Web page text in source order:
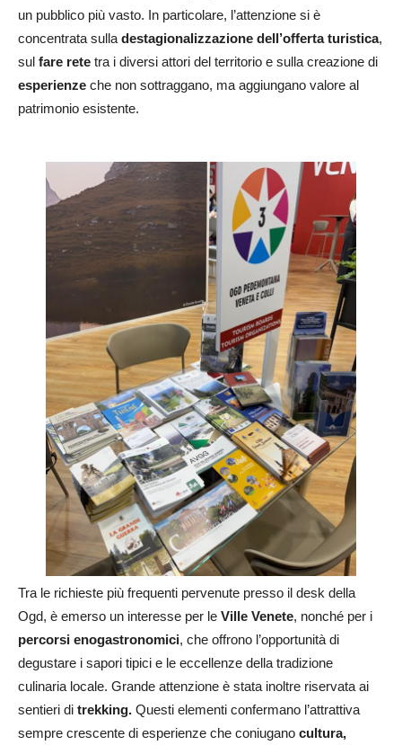
un pubblico più vasto. In particolare, l’attenzione si è
concentrata sulla destagionalizzazione dell’offerta turistica,
sul fare rete tra i diversi attori del territorio e sulla creazione di
esperienze che non sottraggano, ma aggiungano valore al
patrimonio esistente.
Tra le richieste più frequenti pervenute presso il desk della
Ogd, è emerso un interesse per le Ville Venete, nonché per i
percorsi enogastronomici, che offrono l’opportunità di
degustare i sapori tipici e le eccellenze della tradizione
culinaria locale. Grande attenzione è stata inoltre riservata ai
sentieri di trekking. Questi elementi confermano l’attrattiva
sempre crescente di esperienze che coniugano cultura,